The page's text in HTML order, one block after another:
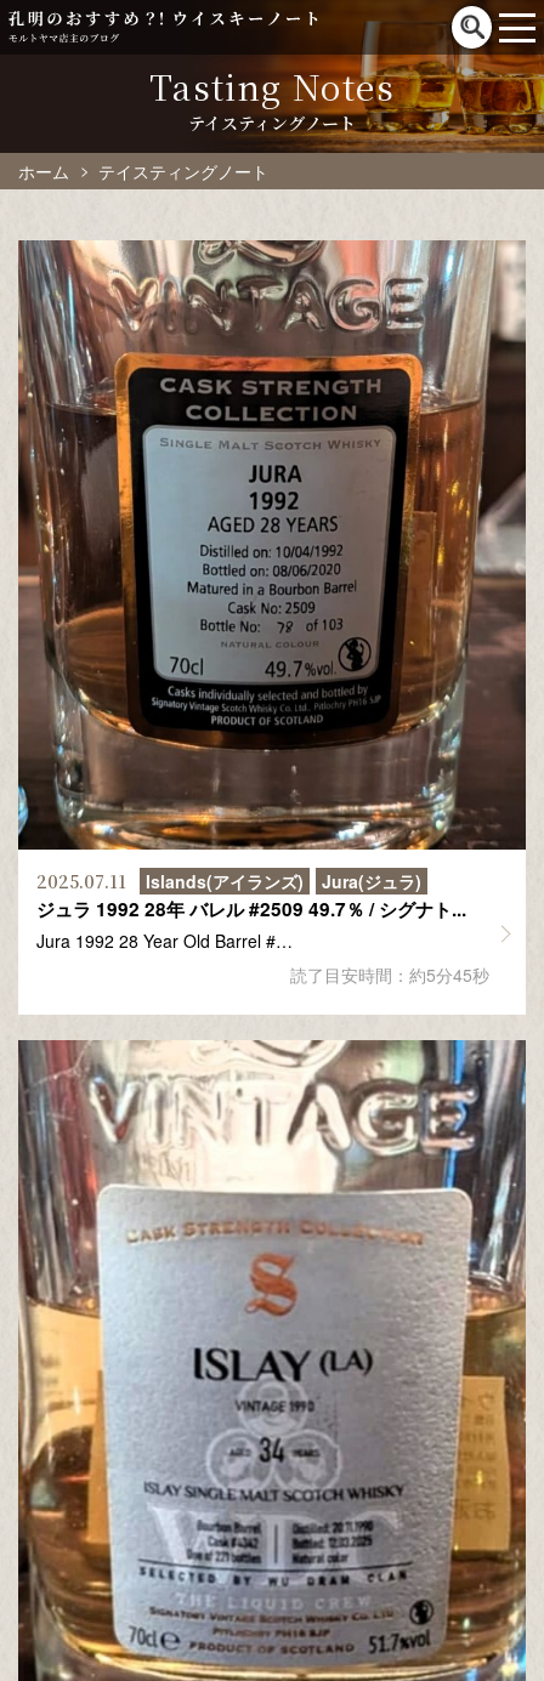
Tasting Notes
テイスティングノート
ホーム
テイスティングノート
2025.07.11 Islands(アイランズ) Jura(ジュラ)
ジュラ 1992 28年 バレル #2509 49.7％ / シグナト...
Jura 1992 28 Year Old Barrel #…
読了目安時間：約5分45秒